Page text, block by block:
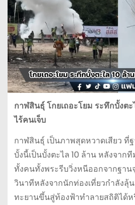
กาฬสินธุ์ โกยเถอะโยม ระทึกบั้งต
ไร้คนเจ็บ
กาฬสินธุ์ เป็นภาพสุดหวาดเสียว ที่
บั้งนี้เป็นบั้งตะไล 10 ล้าน หลังจาก
ทั้งคนทั้งพระรีบวิ่งหนีออกจากฐาน
วินาทีหลังจากนักท่องเที่ยวกำลังลุ้
ทะยานขึ้นสู่ท้องฟ้าทำลายสถิติได้ห